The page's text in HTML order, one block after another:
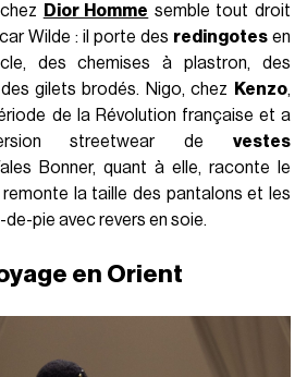
Dior Homme semble tout droit
Wilde : il porte des redingotesen
des chemises à plastron, des
gilets brodés. Nigo, chez
Kenzo,
de la Révolution française et a
streetwear de vestes
Bonner, quant à elle, raconte le
remonte la taille des pantalons et les
pie avec revers en soie.
en Orient